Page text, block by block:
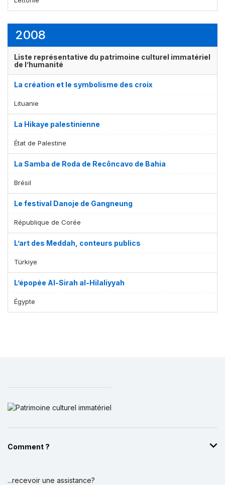
2008
Liste représentative du patrimoine culturel immatériel
de l’humanité
La création et le symbolisme des croix
Lituanie
La Hikaye palestinienne
État de Palestine
La Samba de Roda de Recôncavo de Bahia
Brésil
Le festival Danoje de Gangneung
République de Corée
L’art des Meddah, conteurs publics
Türkiye
L’épopée Al-Sirah al-Hilaliyyah
Égypte
Comment ?
...recevoir une assistance?